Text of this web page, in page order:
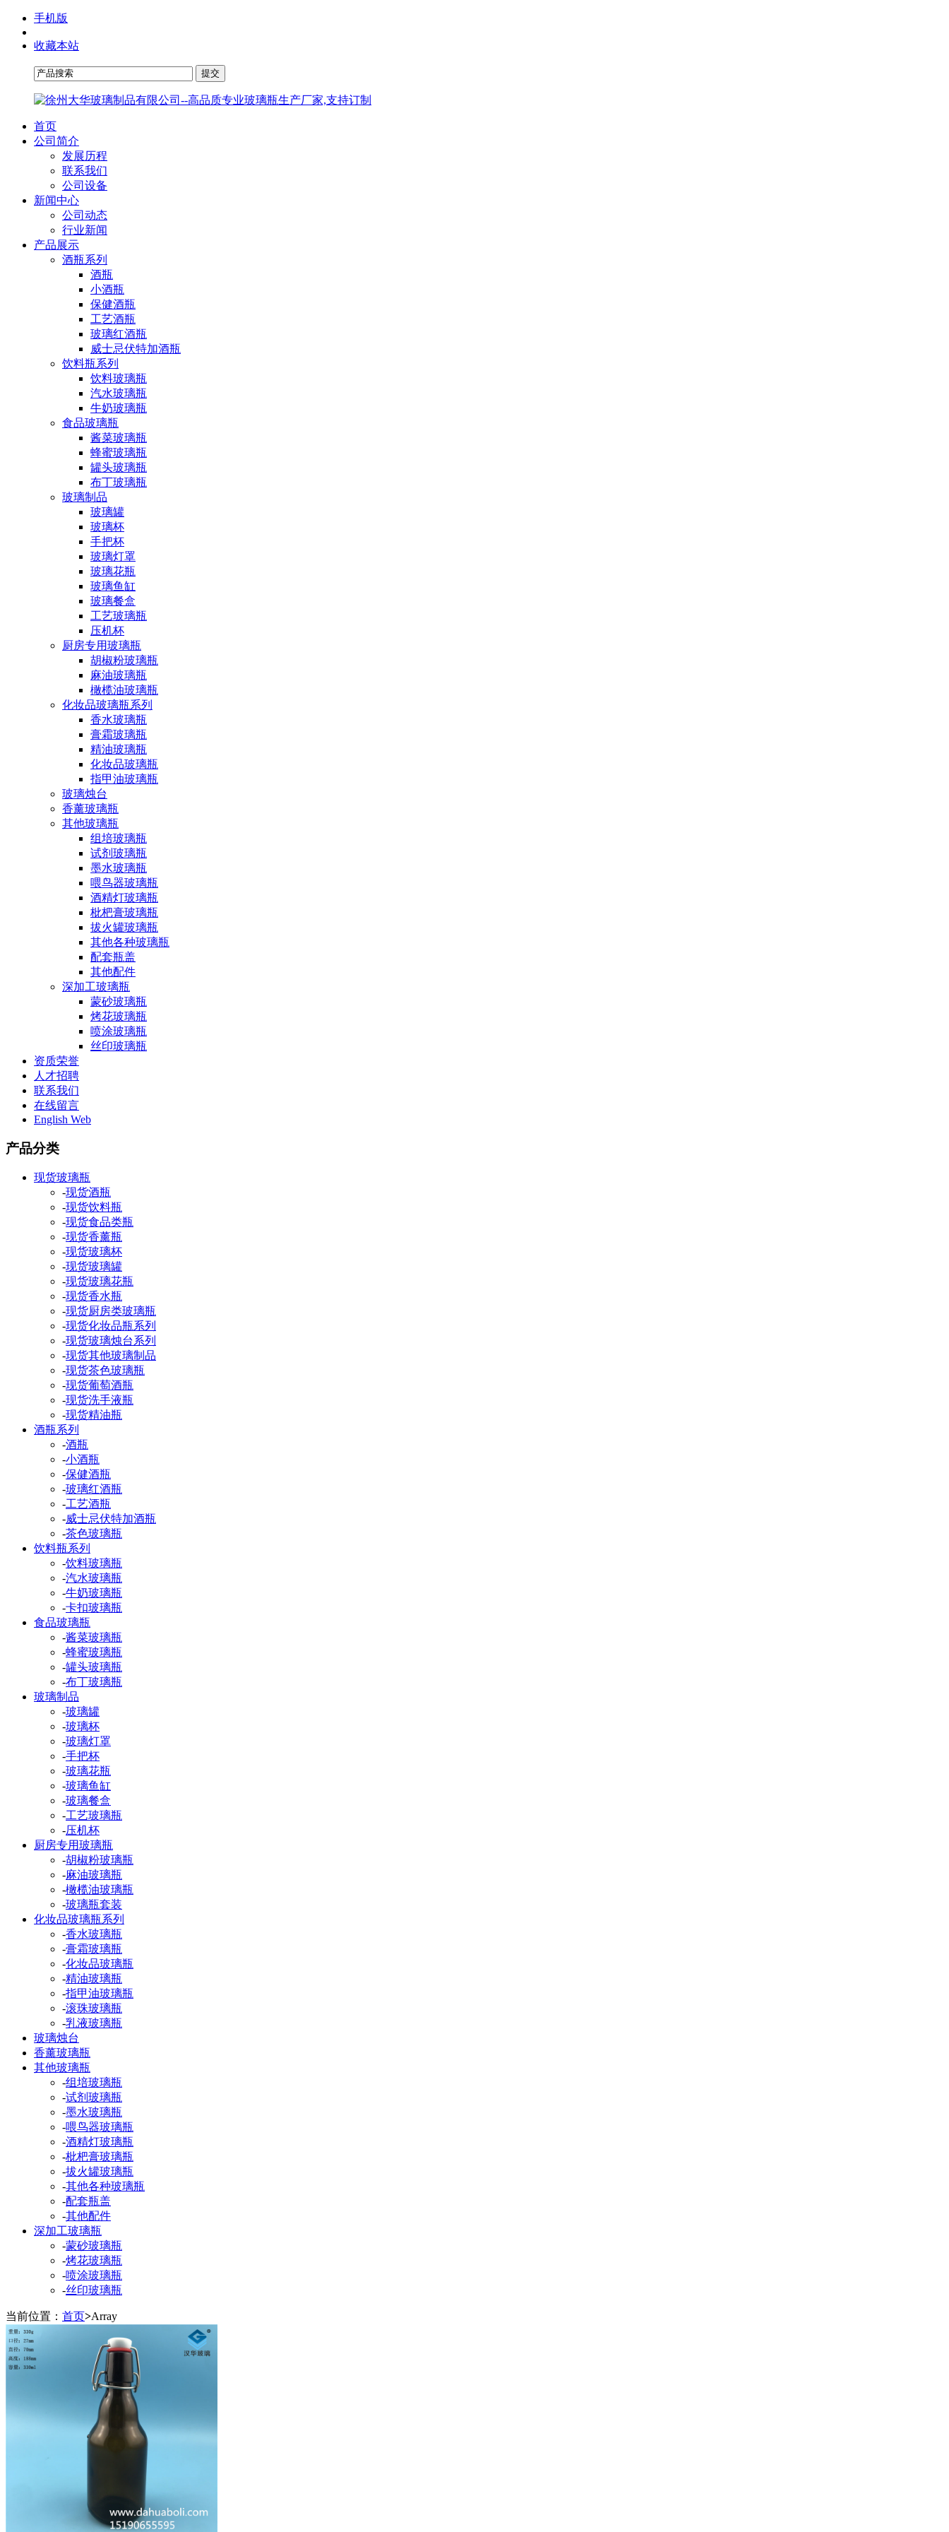
手机版
收藏本站
首页
公司简介
发展历程
联系我们
公司设备
新闻中心
公司动态
行业新闻
产品展示
酒瓶系列
酒瓶
小酒瓶
保健酒瓶
工艺酒瓶
玻璃红酒瓶
威士忌伏特加酒瓶
饮料瓶系列
饮料玻璃瓶
汽水玻璃瓶
牛奶玻璃瓶
食品玻璃瓶
酱菜玻璃瓶
蜂蜜玻璃瓶
罐头玻璃瓶
布丁玻璃瓶
玻璃制品
玻璃罐
玻璃杯
手把杯
玻璃灯罩
玻璃花瓶
玻璃鱼缸
玻璃餐盒
工艺玻璃瓶
压机杯
厨房专用玻璃瓶
胡椒粉玻璃瓶
麻油玻璃瓶
橄榄油玻璃瓶
化妆品玻璃瓶系列
香水玻璃瓶
膏霜玻璃瓶
精油玻璃瓶
化妆品玻璃瓶
指甲油玻璃瓶
玻璃烛台
香薰玻璃瓶
其他玻璃瓶
组培玻璃瓶
试剂玻璃瓶
墨水玻璃瓶
喂鸟器玻璃瓶
酒精灯玻璃瓶
枇杷膏玻璃瓶
拔火罐玻璃瓶
其他各种玻璃瓶
配套瓶盖
其他配件
深加工玻璃瓶
蒙砂玻璃瓶
烤花玻璃瓶
喷涂玻璃瓶
丝印玻璃瓶
资质荣誉
人才招聘
联系我们
在线留言
English Web
产品分类
现货玻璃瓶
-现货酒瓶
-现货饮料瓶
-现货食品类瓶
-现货香薰瓶
-现货玻璃杯
-现货玻璃罐
-现货玻璃花瓶
-现货香水瓶
-现货厨房类玻璃瓶
-现货化妆品瓶系列
-现货玻璃烛台系列
-现货其他玻璃制品
-现货茶色玻璃瓶
-现货葡萄酒瓶
-现货洗手液瓶
-现货精油瓶
酒瓶系列
-酒瓶
-小酒瓶
-保健酒瓶
-玻璃红酒瓶
-工艺酒瓶
-威士忌伏特加酒瓶
-茶色玻璃瓶
饮料瓶系列
-饮料玻璃瓶
-汽水玻璃瓶
-牛奶玻璃瓶
-卡扣玻璃瓶
食品玻璃瓶
-酱菜玻璃瓶
-蜂蜜玻璃瓶
-罐头玻璃瓶
-布丁玻璃瓶
玻璃制品
-玻璃罐
-玻璃杯
-玻璃灯罩
-手把杯
-玻璃花瓶
-玻璃鱼缸
-玻璃餐盒
-工艺玻璃瓶
-压机杯
厨房专用玻璃瓶
-胡椒粉玻璃瓶
-麻油玻璃瓶
-橄榄油玻璃瓶
-玻璃瓶套装
化妆品玻璃瓶系列
-香水玻璃瓶
-膏霜玻璃瓶
-化妆品玻璃瓶
-精油玻璃瓶
-指甲油玻璃瓶
-滚珠玻璃瓶
-乳液玻璃瓶
玻璃烛台
香薰玻璃瓶
其他玻璃瓶
-组培玻璃瓶
-试剂玻璃瓶
-墨水玻璃瓶
-喂鸟器玻璃瓶
-酒精灯玻璃瓶
-枇杷膏玻璃瓶
-拔火罐玻璃瓶
-其他各种玻璃瓶
-配套瓶盖
-其他配件
深加工玻璃瓶
-蒙砂玻璃瓶
-烤花玻璃瓶
-喷涂玻璃瓶
-丝印玻璃瓶
当前位置： 首页>Array